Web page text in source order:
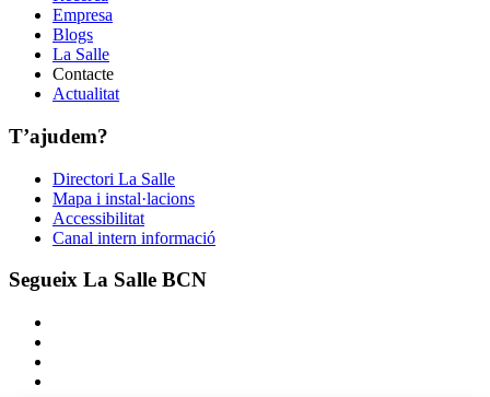
Empresa
Blogs
La Salle
Contacte
Actualitat
T’ajudem?
Directori La Salle
Mapa i instal·lacions
Accessibilitat
Canal intern informació
Segueix La Salle BCN